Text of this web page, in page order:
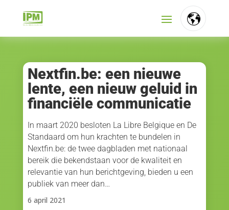
EN
Nextfin.be: een nieuwe
lente, een nieuw geluid in
financiële communicatie
In maart 2020 besloten La Libre Belgique en De
Standaard om hun krachten te bundelen in
Nextfin.be: de twee dagbladen met nationaal
bereik die bekendstaan voor de kwaliteit en
relevantie van hun berichtgeving, bieden u een
publiek van meer dan…
6 april 2021